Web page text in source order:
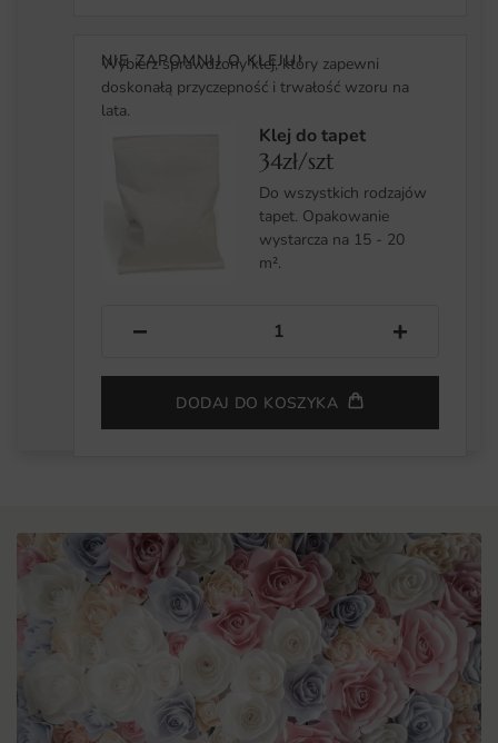
NIE ZAPOMNIJ O KLEJU!
Wybierz sprawdzony klej, który zapewni
doskonałą przyczepność i trwałość wzoru na
lata.
Klej do tapet
34zł/szt
Do wszystkich rodzajów
tapet. Opakowanie
wystarcza na 15 - 20
m².
− +
DODAJ DO KOSZYKA